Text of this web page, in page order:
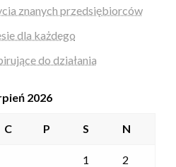
znanych przedsiębiorców
dla każdego
do działania
2026
C P S N
1 2